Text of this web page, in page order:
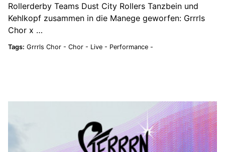
Rollerderby Teams Dust City Rollers Tanzbein und
Kehlkopf zusammen in die Manege geworfen: Grrrls
Chor x …
Tags: Grrrls Chor - Chor - Live - Performance -